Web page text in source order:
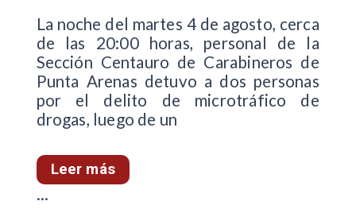
La noche del martes 4 de agosto, cerca
de las 20:00 horas, personal de la
Sección Centauro de Carabineros de
Punta Arenas detuvo a dos personas
por el delito de microtráfico de
drogas, luego de un
Leer más
...